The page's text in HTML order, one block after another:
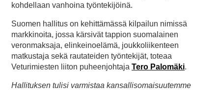
kohdellaan vanhoina työntekijöinä.
Suomen hallitus on kehittämässä kilpailun nimissä
markkinoita, jossa kärsivät tappion suomalainen
veronmaksaja, elinkeinoelämä, joukkoliikenteen
matkustaja sekä rautateiden työntekijät, toteaa
Veturimiesten liiton puheenjohtaja Tero Palomäki.
Hallituksen tulisi varmistaa kansallisomaisuutemme